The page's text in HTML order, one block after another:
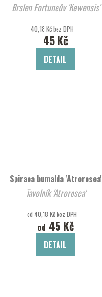
Brslen Fortuneův 'Kewensis'
40,18 Kč bez DPH
45 Kč
DETAIL
Spiraea bumalda 'Atrorosea'
Tavolník 'Atrorosea'
od 40,18 Kč bez DPH
od 45 Kč
DETAIL